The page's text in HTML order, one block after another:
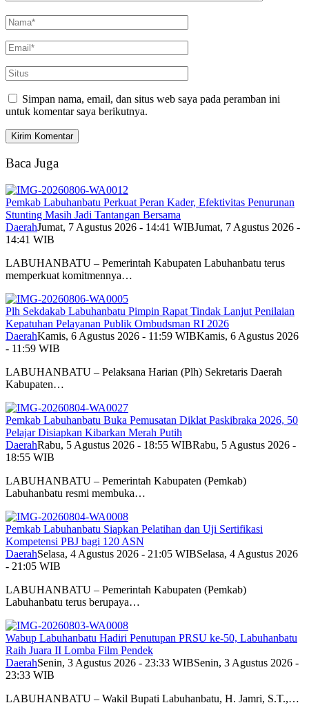
Simpan nama, email, dan situs web saya pada peramban ini
untuk komentar saya berikutnya.
Baca Juga
Pemkab Labuhanbatu Perkuat Peran Kader, Efektivitas Penurunan
Stunting Masih Jadi Tantangan Bersama
DaerahJumat, 7 Agustus 2026 - 14:41 WIBJumat, 7 Agustus 2026 -
14:41 WIB
LABUHANBATU – Pemerintah Kabupaten Labuhanbatu terus
memperkuat komitmennya…
Plh Sekdakab Labuhanbatu Pimpin Rapat Tindak Lanjut Penilaian
Kepatuhan Pelayanan Publik Ombudsman RI 2026
DaerahKamis, 6 Agustus 2026 - 11:59 WIBKamis, 6 Agustus 2026
- 11:59 WIB
LABUHANBATU – Pelaksana Harian (Plh) Sekretaris Daerah
Kabupaten…
Pemkab Labuhanbatu Buka Pemusatan Diklat Paskibraka 2026, 50
Pelajar Disiapkan Kibarkan Merah Putih
DaerahRabu, 5 Agustus 2026 - 18:55 WIBRabu, 5 Agustus 2026 -
18:55 WIB
LABUHANBATU – Pemerintah Kabupaten (Pemkab)
Labuhanbatu resmi membuka…
Pemkab Labuhanbatu Siapkan Pelatihan dan Uji Sertifikasi
Kompetensi PBJ bagi 120 ASN
DaerahSelasa, 4 Agustus 2026 - 21:05 WIBSelasa, 4 Agustus 2026
- 21:05 WIB
LABUHANBATU – Pemerintah Kabupaten (Pemkab)
Labuhanbatu terus berupaya…
Wabup Labuhanbatu Hadiri Penutupan PRSU ke-50, Labuhanbatu
Raih Juara II Lomba Film Pendek
DaerahSenin, 3 Agustus 2026 - 23:33 WIBSenin, 3 Agustus 2026 -
23:33 WIB
LABUHANBATU – Wakil Bupati Labuhanbatu, H. Jamri, S.T.,…